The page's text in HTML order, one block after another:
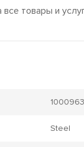
все товары и
Steel